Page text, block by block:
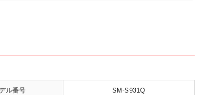
ル番号 SM-S931Q